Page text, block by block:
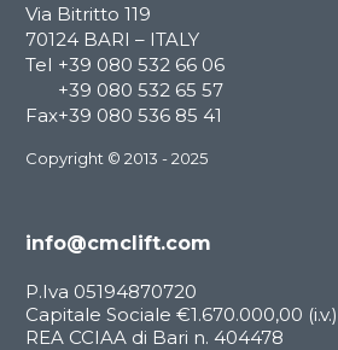
Via Bitritto 119
70124 BARI – ITALY
Tel +39 080 532 66 06
+39 080 532 65 57
Fax+39 080 536 85 41
Copyright © 2013 - 2025
info@cmclift.com
P.Iva 05194870720
Capitale Sociale €1.670.000,00 (i.v.)
REA CCIAA di Bari n. 404478